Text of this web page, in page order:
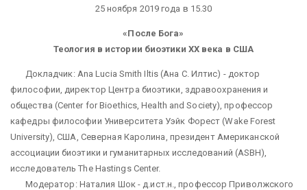
25 ноября 2019 года в 15.30
«После Бога»
Теология в истории биоэтики XX века в США
Докладчик: Ana Lucia Smith Iltis (Ана С. Илтис) - доктор
философии, директор Центра биоэтики, здравоохранения и
общества (Center for Bioethics, Health and Society), профессор
кафедры философии Университета Уэйк Форест (Wake Forest
University), США, Северная Каролина, президент Американской
ассоциации биоэтики и гуманитарных исследований (ASBH),
исследователь The Hastings Center.
Модератор: Наталия Шок - д.ист.н., профессор Приволжского